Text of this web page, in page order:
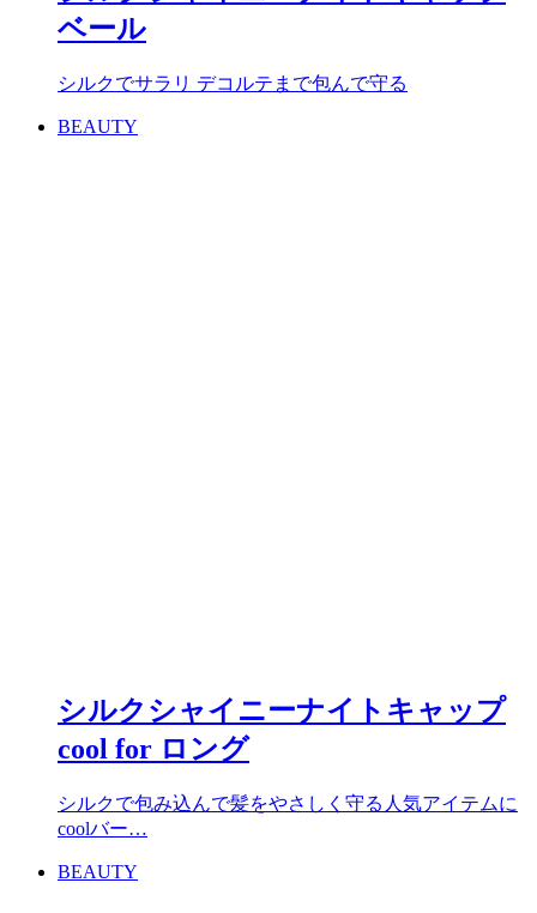
ベール
シルクでサラリ デコルテまで包んで守る
BEAUTY
シルクシャイニーナイトキャップ
cool for ロング
シルクで包み込んで髪をやさしく守る人気アイテムに
coolバー…
BEAUTY